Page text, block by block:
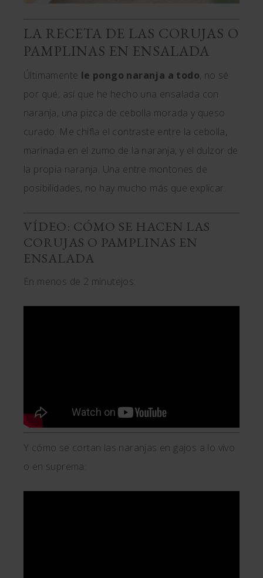
LA RECETA DE LAS CORUJAS O
PAMPLINAS EN ENSALADA
Últimamente le pongo naranja a todo, no sé
por qué, así que he hecho una ensalada con
naranja, una pizca de cebolla morada y queso
curado. Me chifla el contraste entre la cebolla,
marinada en el zumo de la naranja, y el dulzor de
la propia naranja. Una entre montones de
posibilidades, no hay mucho más que explicar.
VÍDEO: CÓMO SE HACEN LAS
CORUJAS O PAMPLINAS EN
ENSALADA
En menos de 2 minutejos:
Y cómo se cortan las naranjas en gajos a lo vivo
o en suprema: